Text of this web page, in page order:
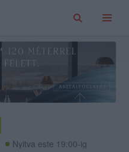
Nyitva este 19:00-ig